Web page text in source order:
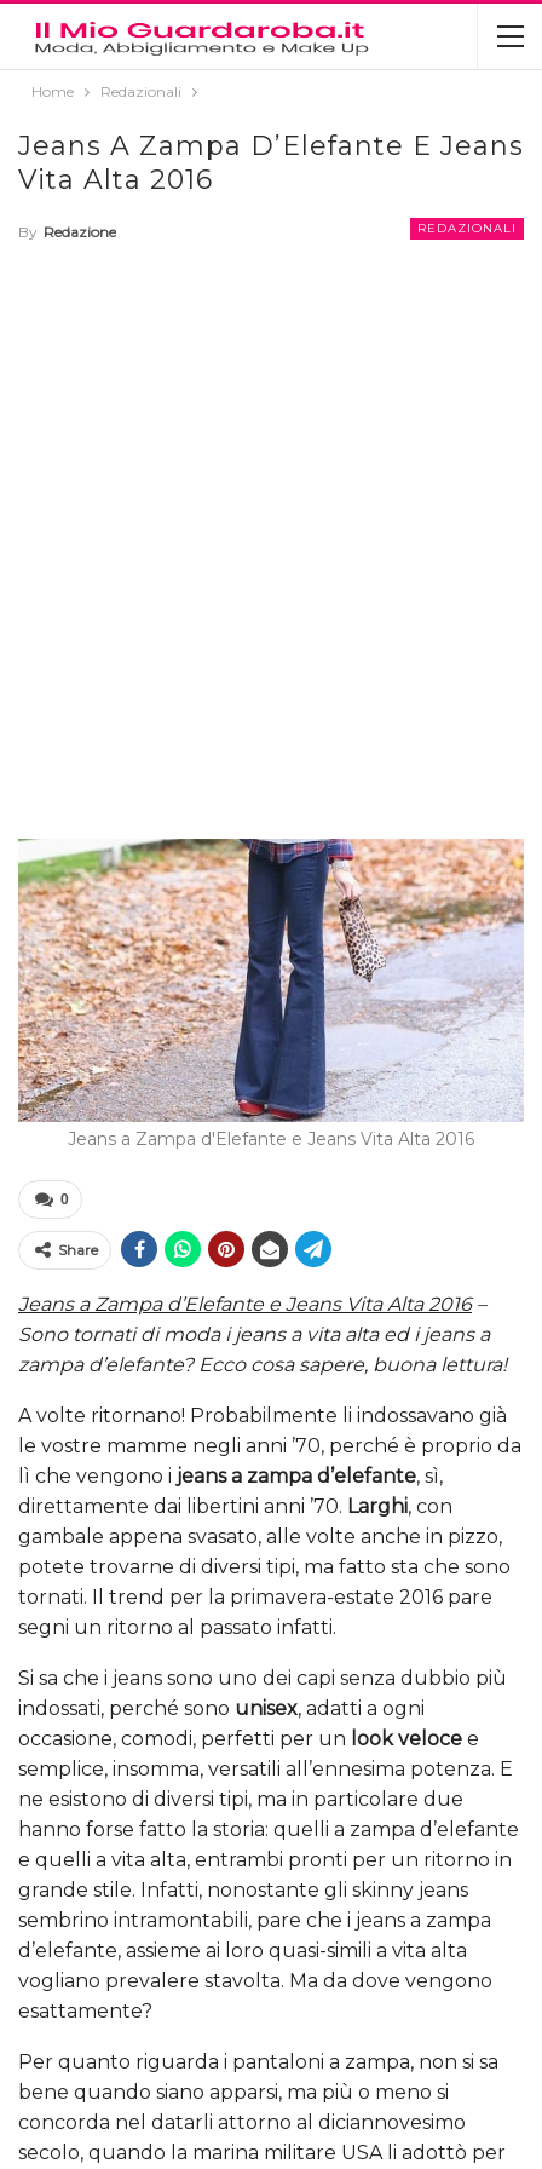
Home Redazionali
Jeans A Zampa D’Elefante E Jeans
Vita Alta 2016
REDAZIONALI
By Redazione
Jeans a Zampa d'Elefante e Jeans Vita Alta 2016
0
Share
Jeans a Zampa d’Elefante e Jeans Vita Alta 2016–
Sono tornati di moda i jeans a vita alta ed i jeans a
zampa d’elefante? Ecco cosa sapere, buona lettura!
A volte ritornano! Probabilmente li indossavano già
le vostre mamme negli anni ’70, perché è proprio da
lì che vengono i jeans a zampa d’elefante, sì,
direttamente dai libertini anni ’70. Larghi, con
gambale appena svasato, alle volte anche in pizzo,
potete trovarne di diversi tipi, ma fatto sta che sono
tornati. Il trend per la primavera-estate 2016 pare
segni un ritorno al passato infatti.
Si sa che i jeans sono uno dei capi senza dubbio più
indossati, perché sono unisex, adatti a ogni
occasione, comodi, perfetti per un look veloce e
semplice, insomma, versatili all’ennesima potenza. E
ne esistono di diversi tipi, ma in particolare due
hanno forse fatto la storia: quelli a zampa d’elefante
e quelli a vita alta, entrambi pronti per un ritorno in
grande stile. Infatti, nonostante gli skinny jeans
sembrino intramontabili, pare che i jeans a zampa
d’elefante, assieme ai loro quasi-simili a vita alta
vogliano prevalere stavolta. Ma da dove vengono
esattamente?
Per quanto riguarda i pantaloni a zampa, non si sa
bene quando siano apparsi, ma più o meno si
concorda nel datarli attorno al diciannovesimo
secolo, quando la marina militare USA li adottò per